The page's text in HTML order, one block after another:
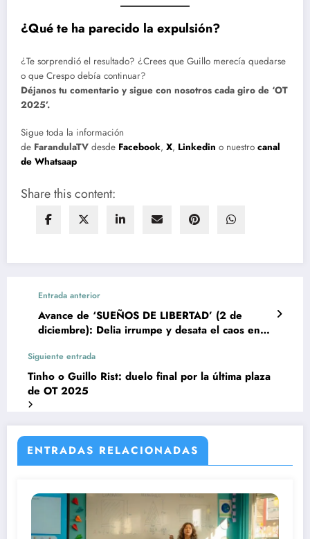
¿Qué te ha parecido la expulsión?
¿Te sorprendió el resultado? ¿Crees que Guillo merecía quedarse
o que Crespo debía continuar?
Déjanos tu comentario y sigue con nosotros cada giro de ‘OT
2025’.
Sigue toda la información
de FarandulaTV desde Facebook, X, Linkedin o nuestro canal
de Whatsaap
Share this content:
Entrada anterior
Avance de ‘SUEÑOS DE LIBERTAD’ (2 de
diciembre): Delia irrumpe y desata el caos en
Siguiente entrada
Tinho o Guillo Rist: duelo final por la última plaza
de OT 2025
ENTRADAS RELACIONADAS